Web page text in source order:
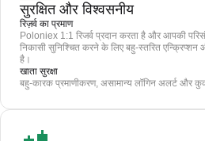
सुरक्षित और विश्वसनीय
रिज़र्व का प्रमाण
Poloniex 1:1 रिजर्व प्रदान करता है और आपकी
निकासी सुनिश्चित करने के लिए बहु-स्तरित
है।
खाता सुरक्षा
बहु-कारक प्रमाणीकरण, असामान्य लॉगिन अलर्ट और